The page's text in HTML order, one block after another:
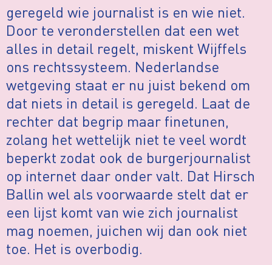
geregeld wie journalist is en wie niet.
Door te veronderstellen dat een wet
alles in detail regelt, miskent Wijffels
ons rechtssysteem. Nederlandse
wetgeving staat er nu juist bekend om
dat niets in detail is geregeld. Laat de
rechter dat begrip maar finetunen,
zolang het wettelijk niet te veel wordt
beperkt zodat ook de burgerjournalist
op internet daar onder valt. Dat Hirsch
Ballin wel als voorwaarde stelt dat er
een lijst komt van wie zich journalist
mag noemen, juichen wij dan ook niet
toe. Het is overbodig.